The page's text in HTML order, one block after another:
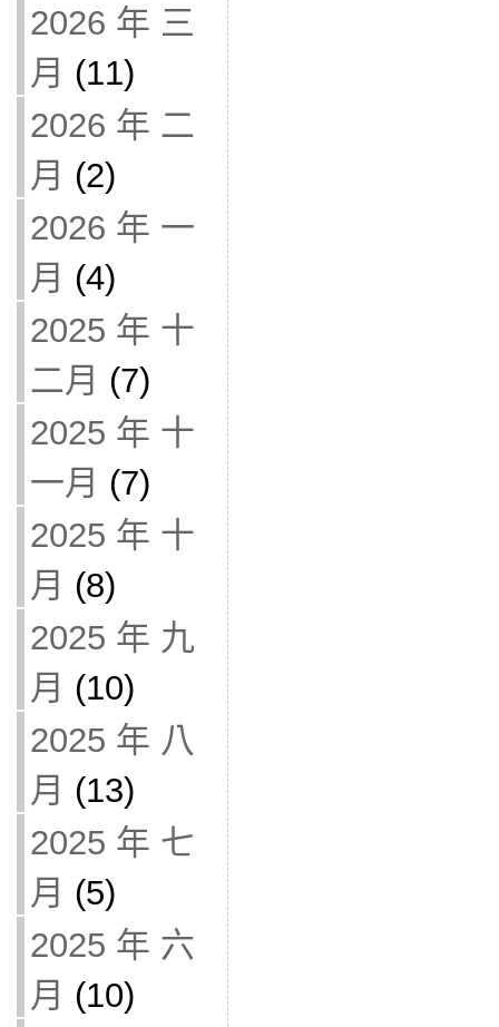
2026 年 三
月 (11)
2026 年 二
月 (2)
2026 年 一
月 (4)
2025 年 十
二月 (7)
2025 年 十
一月 (7)
2025 年 十
月 (8)
2025 年 九
月 (10)
2025 年 八
月 (13)
2025 年 七
月 (5)
2025 年 六
月 (10)